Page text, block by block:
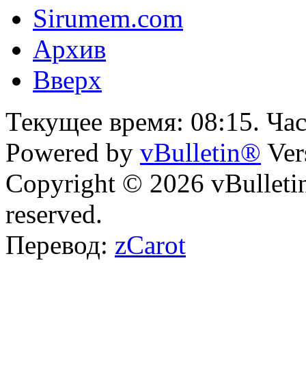
Sirumem.com
Архив
Вверх
Текущее время: 08:15.
Powered by vBulletin®
Copyright © 2026
reserved.
Перевод: zCarot